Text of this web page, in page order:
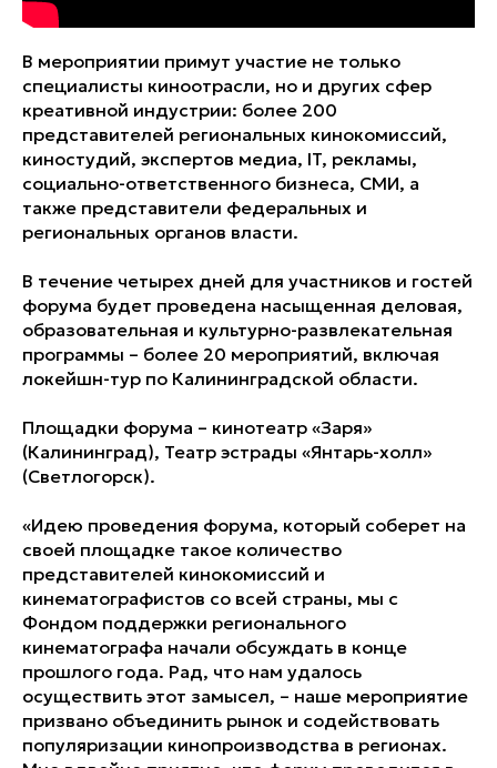
В мероприятии примут участие не только
специалисты киноотрасли, но и других сфер
креативной индустрии: более 200
представителей региональных кинокомиссий,
киностудий, экспертов медиа, IT, рекламы,
социально-ответственного бизнеса, СМИ, а
также представители федеральных и
региональных органов власти.
В течение четырех дней для участников и гостей
форума будет проведена насыщенная деловая,
образовательная и культурно-развлекательная
программы – более 20 мероприятий, включая
локейшн-тур по Калининградской области.
Площадки форума – кинотеатр «Заря»
(Калининград), Театр эстрады «Янтарь-холл»
(Светлогорск).
«Идею проведения форума, который соберет на
своей площадке такое количество
представителей кинокомиссий и
кинематографистов со всей страны, мы с
Фондом поддержки регионального
кинематографа начали обсуждать в конце
прошлого года. Рад, что нам удалось
осуществить этот замысел, – наше мероприятие
призвано объединить рынок и содействовать
популяризации кинопроизводства в регионах.